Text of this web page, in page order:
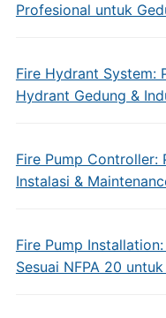
Profesional untuk
Fire Hydrant System:
Hydrant Gedung &
Fire Pump Controller:
Instalasi &
Fire Pump
Sesuai NFPA 20